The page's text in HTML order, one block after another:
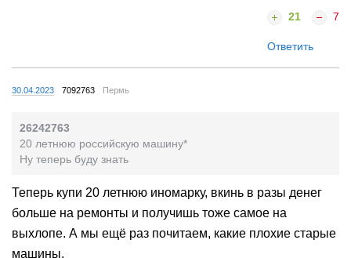
21 7
Ответить
30.04.2023 7092763 Пермь
26242763
20 летнюю российскую машину*
Ну теперь буду знать
Теперь купи 20 летнюю иномарку, вкинь в разы денег
больше на ремонты и получишь тоже самое на
выхлопе. А мы ещё раз почитаем, какие плохие старые
машины.